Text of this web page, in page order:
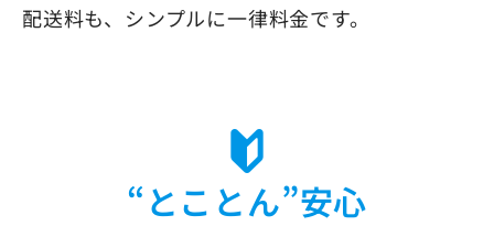
配送料も、シンプルに一律料金です。
“とことん”安心